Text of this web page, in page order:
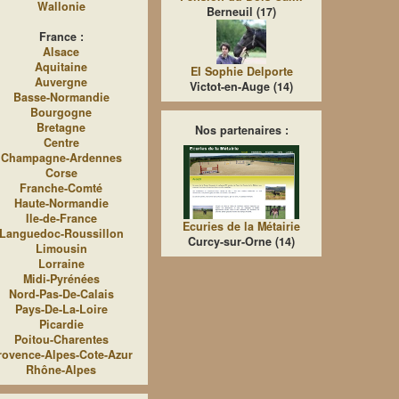
Wallonie
France :
Alsace
Aquitaine
Auvergne
Basse-Normandie
Bourgogne
Bretagne
Centre
Champagne-Ardennes
Corse
Franche-Comté
Haute-Normandie
Ile-de-France
Roussillon
Limousin
Lorraine
Midi-Pyrénées
Nord-Pas-De-Calais
Pays-De-La-Loire
Picardie
Poitou-Charentes
Alpes-Cote-Azur
Rhône-Alpes
Berneuil (17)
EI Sophie Delporte
Victot-en-Auge (14)
Nos partenaires :
Ecuries de la Métairie
Curcy-sur-Orne (14)